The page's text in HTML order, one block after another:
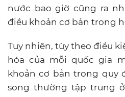
nước bao giờ cũng ra
điều khoản cơ bản trong
Tuy nhiên, tùy theo điều
hóa của mỗi quốc gia
khoản cơ bản trong quy
song thường tập trung